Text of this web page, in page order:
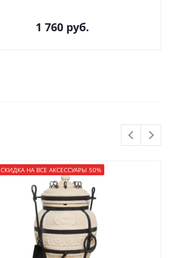
1 760 руб.
СКИДКА НА ВСЕ АКСЕССУАРЫ 50%